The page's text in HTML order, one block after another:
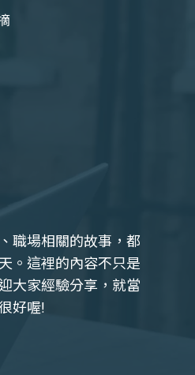
職場相關的故事，都
。這裡的內容不只是
大家經驗分享，就當
好喔!